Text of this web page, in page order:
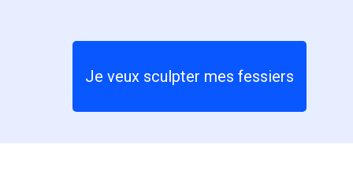
pour cibler les fessiers, vous serez
réconciliée avec vos jambes ainsi qu'avec le
Je veux sculpter mes fessiers